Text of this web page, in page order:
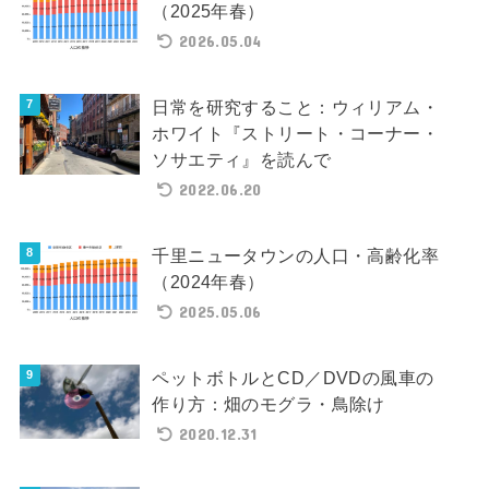
（2025年春）
2026.05.04
日常を研究すること：ウィリアム・
ホワイト『ストリート・コーナー・
ソサエティ』を読んで
2022.06.20
千里ニュータウンの人口・高齢化率
（2024年春）
2025.05.06
ペットボトルとCD／DVDの風車の
作り方：畑のモグラ・鳥除け
2020.12.31